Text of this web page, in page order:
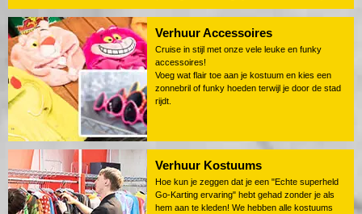
Verhuur Accessoires
Cruise in stijl met onze vele leuke en funky
accessoires!
Voeg wat flair toe aan je kostuum en kies een
zonnebril of funky hoeden terwijl je door de stad
rijdt.
Verhuur Kostuums
Hoe kun je zeggen dat je een "Echte superheld
Go-Karting ervaring" hebt gehad zonder je als
hem aan te kleden! We hebben alle kostuums